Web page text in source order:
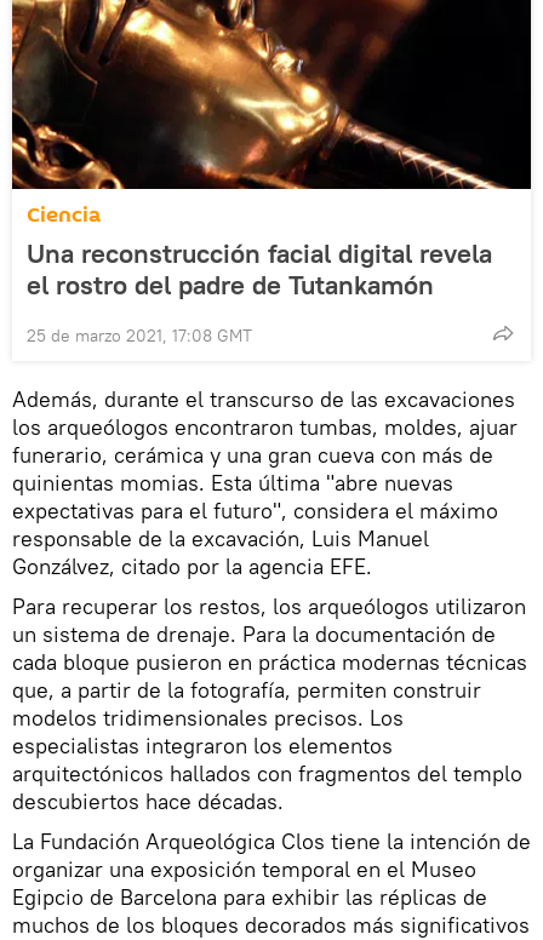
Ciencia
Una reconstrucción facial digital revela
el rostro del padre de Tutankamón
25 de marzo 2021, 17:08 GMT
Además, durante el transcurso de las excavaciones
los arqueólogos encontraron tumbas, moldes, ajuar
funerario, cerámica y una gran cueva con más de
quinientas momias. Esta última "abre nuevas
expectativas para el futuro", considera el máximo
responsable de la excavación, Luis Manuel
Gonzálvez, citado por la agencia EFE.
Para recuperar los restos, los arqueólogos utilizaron
un sistema de drenaje. Para la documentación de
cada bloque pusieron en práctica modernas técnicas
que, a partir de la fotografía, permiten construir
modelos tridimensionales precisos. Los
especialistas integraron los elementos
arquitectónicos hallados con fragmentos del templo
descubiertos hace décadas.
La Fundación Arqueológica Clos tiene la intención de
organizar una exposición temporal en el Museo
Egipcio de Barcelona para exhibir las réplicas de
muchos de los bloques decorados más significativos